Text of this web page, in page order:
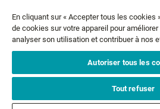
A PROPOS
MENTIONS LÉGALES
SUIVEZ-NOUS
En cliquant sur « Accepter tous les cookies
de cookies sur votre appareil pour
analyser son utilisation et contribuer à nos
Autoriser tous les
Tout refuser